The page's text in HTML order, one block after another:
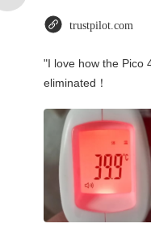
trustpilot.com
"I love how the Pico
eliminated！